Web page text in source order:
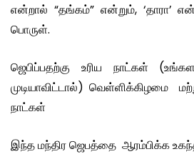
என்றால் “தங்கம்” என்றும், ‘தாரா’
பொருள்.
ஜெபிப்பதற்கு உரிய நாட்கள்
முடியாவிட்டால்) வெள்ளிக்கிழமை
நாட்கள்
இந்த மந்திர ஜெபத்தை ஆரம்பிக்க